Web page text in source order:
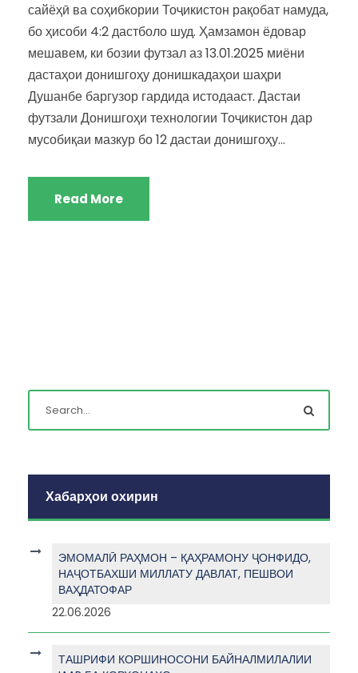
сайёҳӣ ва соҳибкории Тоҷикистон рақобат намуда,
бо ҳисоби 4:2 дастболо шуд. Ҳамзамон ёдовар
мешавем, ки бозии футзал аз 13.01.2025 миёни
дастаҳои донишгоҳу донишкадаҳои шаҳри
Душанбе баргузор гардида истодааст. Дастаи
футзали Донишгоҳи технологии Тоҷикистон дар
мусобиқаи мазкур бо 12 дастаи донишгоҳу...
Read More
Хабарҳои охирин
ЭМОМАЛӢ РАҲМОН – ҚАҲРАМОНУ ҶОНФИДО,
НАҶОТБАХШИ МИЛЛАТУ ДАВЛАТ, ПЕШВОИ
ВАҲДАТОФАР
22.06.2026
ТАШРИФИ КОРШИНОСОНИ БАЙНАЛМИЛАЛИИ